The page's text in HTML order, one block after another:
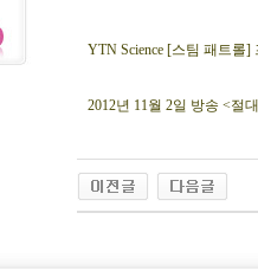
YTN Science [스팀 패트롤
2012년 11월 2일 방송 <절